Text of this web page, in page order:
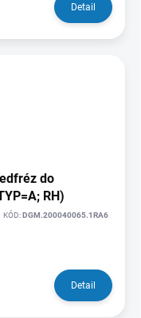
Detail
do
RH)
KÓD:DGM.200040065.1RA6
Detail